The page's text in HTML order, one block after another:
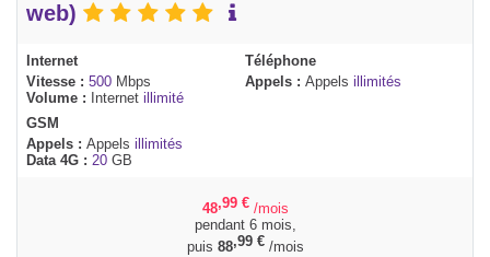
web)
Internet
Vitesse : 500 Mbps
Volume :
Internet illimité
Téléphone
Appels : Appels illimités
GSM
Appels : Appels illimités
Data 4G : 20 GB
48,99 € /mois
pendant 6 mois,
puis 88,99 €/mois